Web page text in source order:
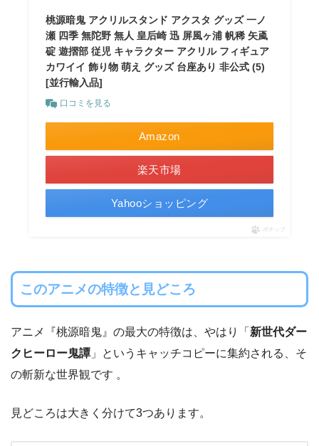
桃源暗鬼 アクリルスタンド アクスタ グッズ 一ノ
瀬 四季 無陀野 無人 皇后崎 迅 屏風ヶ浦 帆稀 矢颪
碇 遊摺部 従児 キャラクター アクリル フィギュア
カワイイ 飾り物 萌え グッズ 台座あり 非公式 (5)
[並行輸入品]
口コミを見る
Amazon
楽天市場
Yahooショッピング
ポチップ
このアニメの特徴と見どころ
アニメ『桃源暗鬼』の最大の特徴は、やはり「 新世代ダー
クヒーロー鬼譚」というキャッチコピーに集約される、そ
の斬新な世界観です 。
見どころは大きく分けて3つあります。